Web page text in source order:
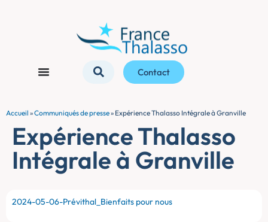
Contact
Accueil »Communiqués de presse» Expérience Thalasso Intégrale à Granville
Expérience Thalasso
Intégrale à Granville
2024-05-06-Prévithal_Bienfaits pour nous